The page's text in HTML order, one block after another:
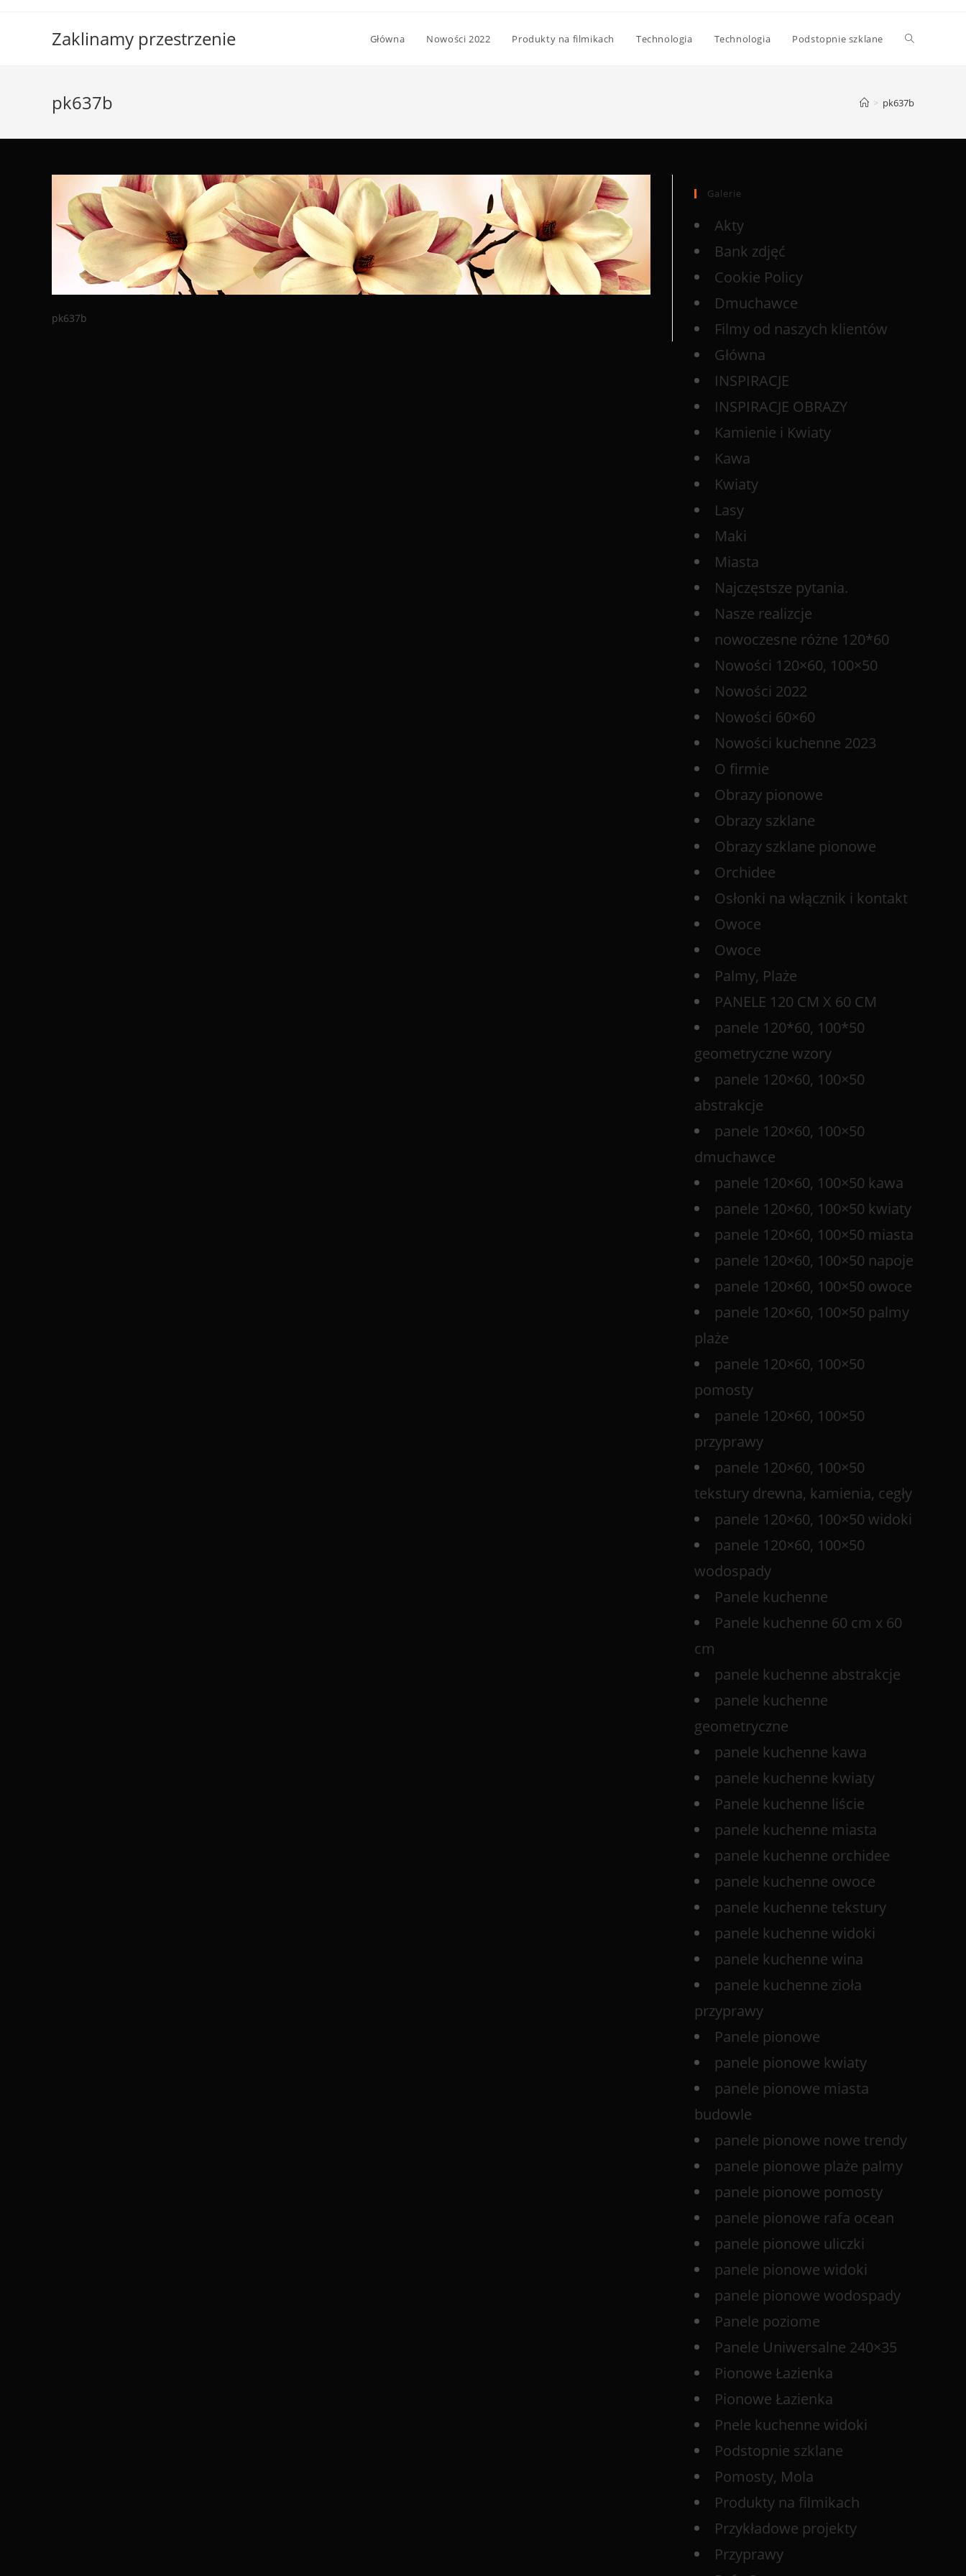
Zaklinamy przestrzenie Główna Nowości 2022 Produkty na filmikach Technologia Technologia Podstopnie szklane
pk637b > pk637b
pk637b
Galerie
Akty
Bank zdjęć
Cookie Policy
Dmuchawce
Filmy od naszych klientów
Główna
INSPIRACJE
INSPIRACJE OBRAZY
Kamienie i Kwiaty
Kawa
Kwiaty
Lasy
Maki
Miasta
Najczęstsze pytania.
Nasze realizcje
nowoczesne różne 120*60
Nowości 120×60, 100×50
Nowości 2022
Nowości 60×60
Nowości kuchenne 2023
O firmie
Obrazy pionowe
Obrazy szklane
Obrazy szklane pionowe
Orchidee
Osłonki na włącznik i kontakt
Owoce
Owoce
Palmy, Plaże
PANELE 120 CM X 60 CM
panele 120*60, 100*50
geometryczne wzory
panele 120×60, 100×50
abstrakcje
panele 120×60, 100×50
dmuchawce
panele 120×60, 100×50 kawa
panele 120×60, 100×50 kwiaty
panele 120×60, 100×50 miasta
panele 120×60, 100×50 napoje
panele 120×60, 100×50 owoce
panele 120×60, 100×50 palmy
plaże
panele 120×60, 100×50
pomosty
panele 120×60, 100×50
przyprawy
panele 120×60, 100×50
tekstury drewna, kamienia, cegły
panele 120×60, 100×50 widoki
panele 120×60, 100×50
wodospady
Panele kuchenne
Panele kuchenne 60 cm x 60
cm
panele kuchenne abstrakcje
panele kuchenne
geometryczne
panele kuchenne kawa
panele kuchenne kwiaty
Panele kuchenne liście
panele kuchenne miasta
panele kuchenne orchidee
panele kuchenne owoce
panele kuchenne tekstury
panele kuchenne widoki
panele kuchenne wina
panele kuchenne zioła
przyprawy
Panele pionowe
panele pionowe kwiaty
panele pionowe miasta
budowle
panele pionowe nowe trendy
panele pionowe plaże palmy
panele pionowe pomosty
panele pionowe rafa ocean
panele pionowe uliczki
panele pionowe widoki
panele pionowe wodospady
Panele poziome
Panele Uniwersalne 240×35
Pionowe Łazienka
Pionowe Łazienka
Pnele kuchenne widoki
Podstopnie szklane
Pomosty, Mola
Produkty na filmikach
Przykładowe projekty
Przyprawy